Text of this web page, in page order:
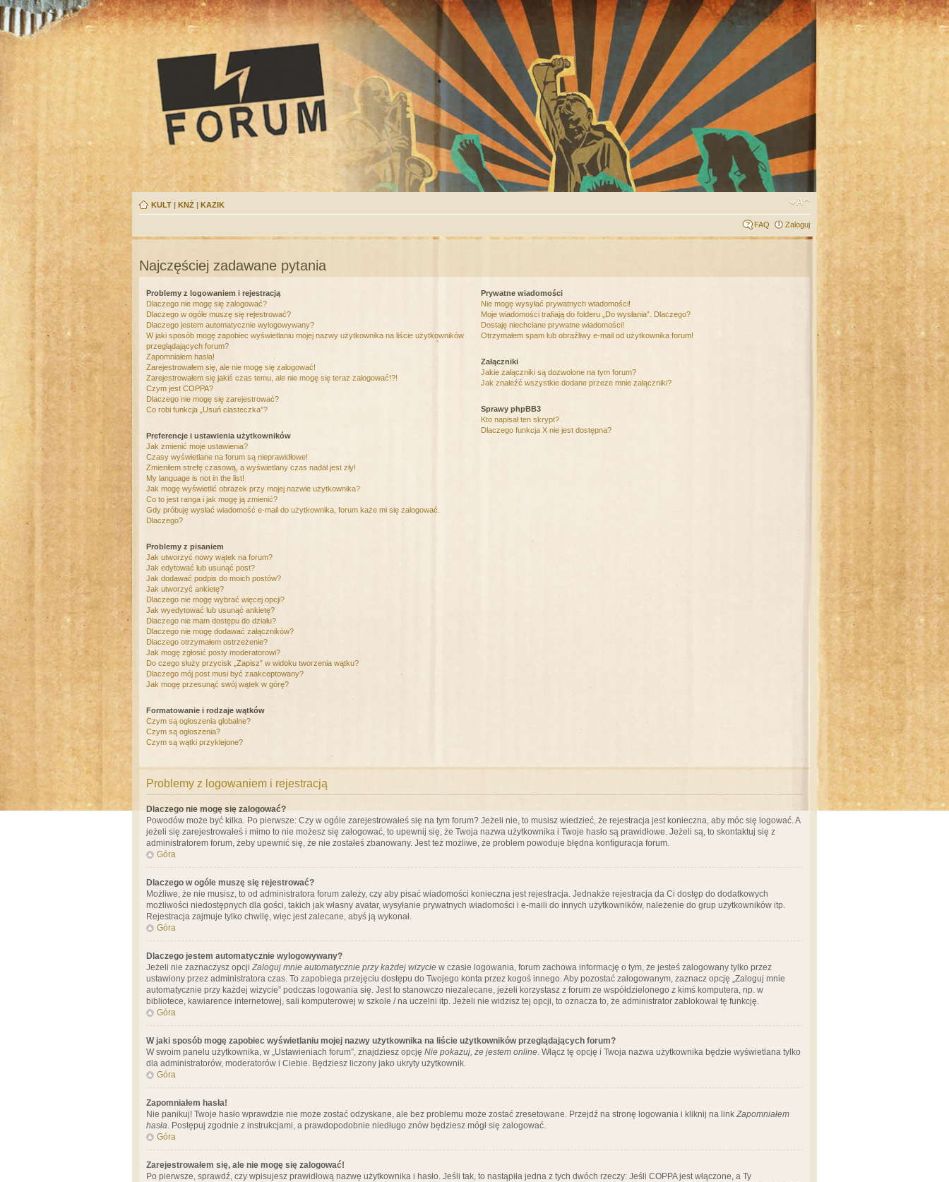
KULT | KNŻ | KAZIK
FAQ Zaloguj
Najczęściej zadawane pytania
Problemy z logowaniem i rejestracją
Dlaczego nie mogę się zalogować?
Dlaczego w ogóle muszę się rejestrować?
Dlaczego jestem automatycznie wylogowywany?
W jaki sposób mogę zapobiec wyświetlaniu mojej nazwy użytkownika na liście użytkowników
przeglądających forum?
Zapomniałem hasła!
Zarejestrowałem się, ale nie mogę się zalogować!
Zarejestrowałem się jakiś czas temu, ale nie mogę się teraz zalogować!?!
Czym jest COPPA?
Dlaczego nie mogę się zarejestrować?
Co robi funkcja „Usuń ciasteczka”?
Preferencje i ustawienia użytkowników
Jak zmienić moje ustawienia?
Czasy wyświetlane na forum są nieprawidłowe!
Zmieniłem strefę czasową, a wyświetlany czas nadal jest zły!
My language is not in the list!
Jak mogę wyświetlić obrazek przy mojej nazwie użytkownika?
Co to jest ranga i jak mogę ją zmienić?
Gdy próbuję wysłać wiadomość e-mail do użytkownika, forum każe mi się zalogować.
Dlaczego?
Problemy z pisaniem
Jak utworzyć nowy wątek na forum?
Jak edytować lub usunąć post?
Jak dodawać podpis do moich postów?
Jak utworzyć ankietę?
Dlaczego nie mogę wybrać więcej opcji?
Jak wyedytować lub usunąć ankietę?
Dlaczego nie mam dostępu do działu?
Dlaczego nie mogę dodawać załączników?
Dlaczego otrzymałem ostrzeżenie?
Jak mogę zgłosić posty moderatorowi?
Do czego służy przycisk „Zapisz” w widoku tworzenia wątku?
Dlaczego mój post musi być zaakceptowany?
Jak mogę przesunąć swój wątek w górę?
Formatowanie i rodzaje wątków
Czym są ogłoszenia globalne?
Czym są ogłoszenia?
Czym są wątki przyklejone?
Prywatne wiadomości
Nie mogę wysyłać prywatnych wiadomości!
Moje wiadomości trafiają do folderu „Do wysłania”. Dlaczego?
Dostaję niechciane prywatne wiadomości!
Otrzymałem spam lub obraźliwy e-mail od użytkownika forum!
Załączniki
Jakie załączniki są dozwolone na tym forum?
Jak znaleźć wszystkie dodane przeze mnie załączniki?
Sprawy phpBB3
Kto napisał ten skrypt?
Dlaczego funkcja X nie jest dostępna?
Problemy z logowaniem i rejestracją
Dlaczego nie mogę się zalogować?
Powodów może być kilka. Po pierwsze: Czy w ogóle zarejestrowałeś się na tym forum? Jeżeli nie, to musisz wiedzieć, że rejestracja jest konieczna, aby móc się logować. A
jeżeli się zarejestrowałeś i mimo to nie możesz się zalogować, to upewnij się, że Twoja nazwa użytkownika i Twoje hasło są prawidłowe. Jeżeli są, to skontaktuj się z
administratorem forum, żeby upewnić się, że nie zostałeś zbanowany. Jest też możliwe, że problem powoduje błędna konfiguracja forum.
Góra
Dlaczego w ogóle muszę się rejestrować?
Możliwe, że nie musisz, to od administratora forum zależy, czy aby pisać wiadomości konieczna jest rejestracja. Jednakże rejestracja da Ci dostęp do dodatkowych
możliwości niedostępnych dla gości, takich jak własny avatar, wysyłanie prywatnych wiadomości i e-maili do innych użytkowników, należenie do grup użytkowników itp.
Rejestracja zajmuje tylko chwilę, więc jest zalecane, abyś ją wykonał.
Góra
Dlaczego jestem automatycznie wylogowywany?
Jeżeli nie zaznaczysz opcji Zaloguj mnie automatycznie przy każdej wizycie w czasie logowania, forum zachowa informację o tym, że jesteś zalogowany tylko przez
ustawiony przez administratora czas. To zapobiega przejęciu dostępu do Twojego konta przez kogoś innego. Aby pozostać zalogowanym, zaznacz opcję „Zaloguj mnie
automatycznie przy każdej wizycie” podczas logowania się. Jest to stanowczo niezalecane, jeżeli korzystasz z forum ze współdzielonego z kimś komputera, np. w
bibliotece, kawiarence internetowej, sali komputerowej w szkole / na uczelni itp. Jeżeli nie widzisz tej opcji, to oznacza to, że administrator zablokował tę funkcję.
Góra
W jaki sposób mogę zapobiec wyświetlaniu mojej nazwy użytkownika na liście użytkowników przeglądających forum?
W swoim panelu użytkownika, w „Ustawieniach forum”, znajdziesz opcję Nie pokazuj, że jestem online. Włącz tę opcję i Twoja nazwa użytkownika będzie wyświetlana tylko
dla administratorów, moderatorów i Ciebie. Będziesz liczony jako ukryty użytkownik.
Góra
Zapomniałem hasła!
Nie panikuj! Twoje hasło wprawdzie nie może zostać odzyskane, ale bez problemu może zostać zresetowane. Przejdź na stronę logowania i kliknij na link Zapomniałem
hasła. Postępuj zgodnie z instrukcjami, a prawdopodobnie niedługo znów będziesz mógł się zalogować.
Góra
Zarejestrowałem się, ale nie mogę się zalogować!
Po pierwsze, sprawdź, czy wpisujesz prawidłową nazwę użytkownika i hasło. Jeśli tak, to nastąpiła jedna z tych dwóch rzeczy: Jeśli COPPA jest włączone, a Ty